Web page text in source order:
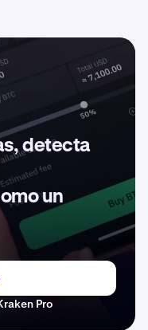
detecta
un
Pro